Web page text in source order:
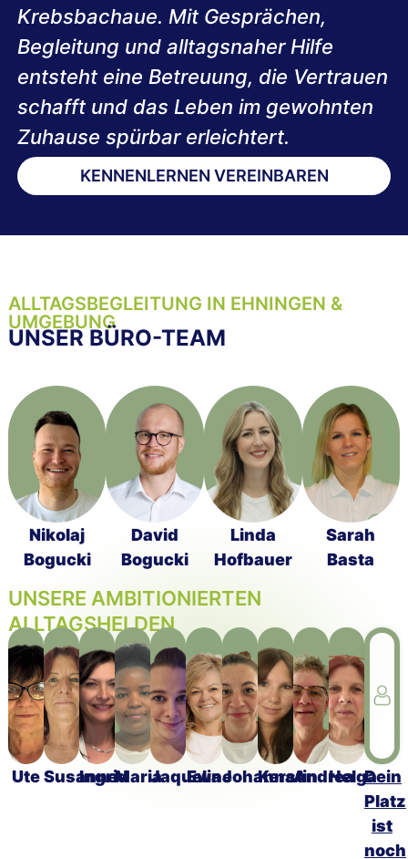
Krebsbachaue. Mit Gesprächen,
Begleitung und alltagsnaher Hilfe
entsteht eine Betreuung, die Vertrauen
schafft und das Leben im gewohnten
Zuhause spürbar erleichtert.
KENNENLERNEN VEREINBAREN
ALLTAGSBEGLEITUNG IN EHNINGEN &
UMGEBUNG
UNSER BÜRO-TEAM
Nikolaj
Bogucki
David
Bogucki
Linda
Hofbauer
Sarah
Basta
UNSERE AMBITIONIERTEN
ALLTAGSHELDEN
UteSusanne
IngridMariaJaqueline
EwaJohanna
KerstinAndreaHelgaDein
Platz
ist
noch